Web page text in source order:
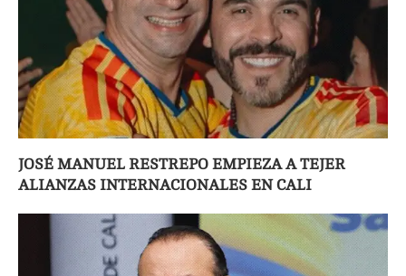
JOSÉ MANUEL RESTREPO EMPIEZA A TEJER
ALIANZAS INTERNACIONALES EN CALI